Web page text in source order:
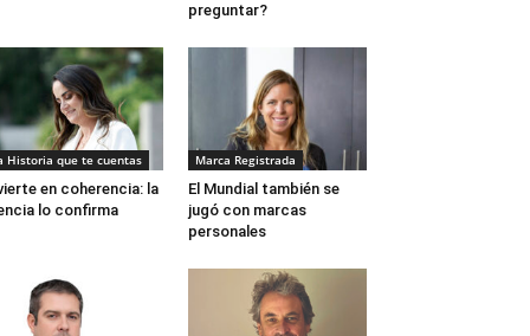
preguntar?
Historia que te cuentas
en coherencia: la
lo confirma
Marca Registrada
El Mundial también se
jugó con marcas
personales